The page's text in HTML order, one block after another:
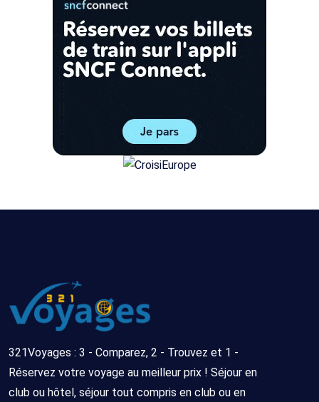
321Voyages : 3 - Comparez, 2 - Trouvez et 1 -
Réservez votre voyage au meilleur prix ! Séjour en
club ou hôtel, séjour tout compris en club ou en